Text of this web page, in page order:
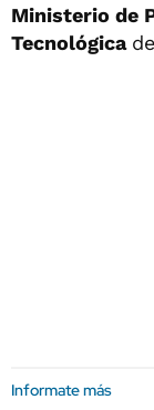
Ministerio de
Tecnológica
Informate más